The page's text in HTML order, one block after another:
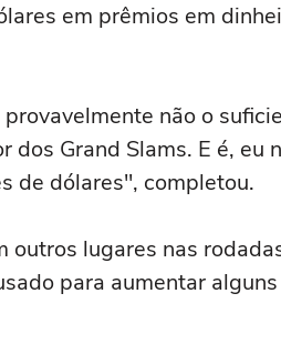
em prêmios em
não o
Grand Slams. E é, eu
de dólares", completou.
outros lugares nas
para aumentar